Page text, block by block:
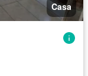
Casa